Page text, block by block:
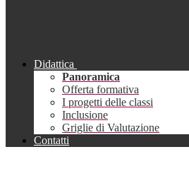
Didattica
Panoramica
Offerta formativa
I progetti delle classi
Inclusione
Griglie di Valutazione
Contatti